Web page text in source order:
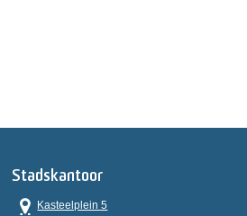
Stadskantoor
Kasteelplein 5